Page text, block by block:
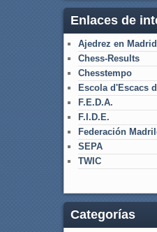
Enlaces de
Ajedrez en Madrid
Chess-Results
Chesstempo
Escola d'Escacs
F.E.D.A.
F.I.D.E.
Federación
SEPA
TWIC
Categorías